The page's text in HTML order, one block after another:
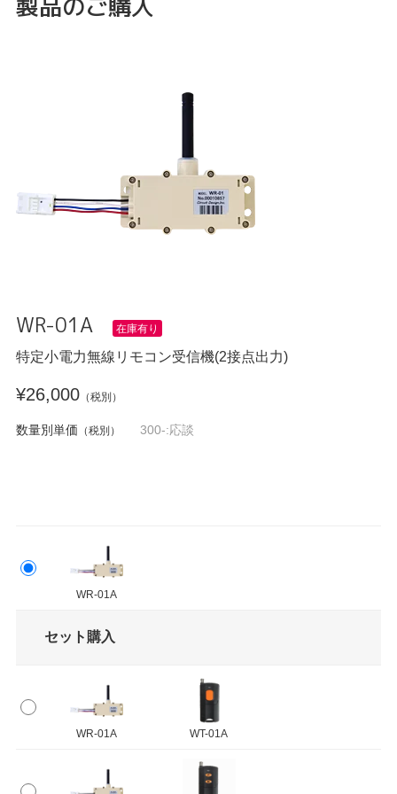
WR-01A 在庫有り
特定小電力無線リモコン受信機(2接点出力)
¥26,000（税別）
数量別単価 （税別） 300-:応談
WR-01A
セット購入
WR-01A WT-01A